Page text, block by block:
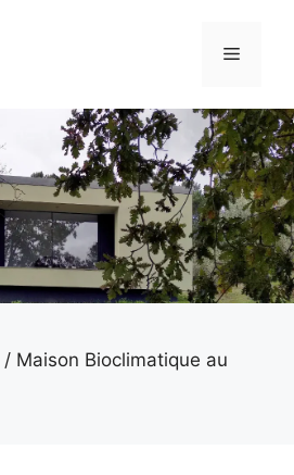
Menu
/ Maison Bioclimatique au